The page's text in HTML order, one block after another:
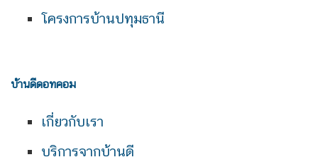
โครงการบ้านปทุมธานี
บ้านดีดอทคอม
เกี่ยวกับเรา
บริการจากบ้านดี